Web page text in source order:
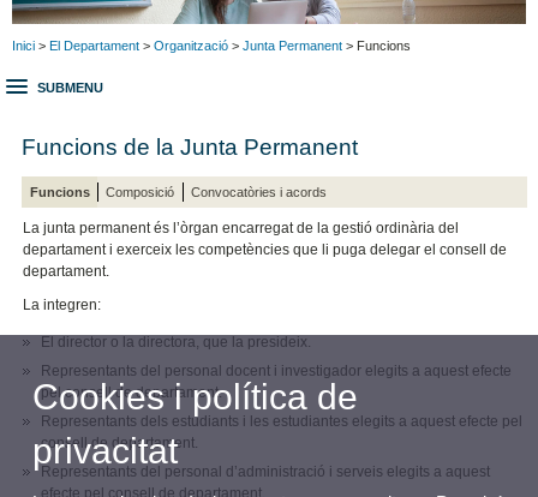
Inici > El Departament > Organització > Junta Permanent > Funcions
SUBMENU
Funcions de la Junta Permanent
Funcions Composició Convocatòries i acords
La junta permanent és l’òrgan encarregat de la gestió ordinària del
departament i exerceix les competències que li puga delegar el consell de
departament.
La integren:
El director o la directora, que la presideix.
Representants del personal docent i investigador elegits a aquest efecte
pel consell de departament.
Representants dels estudiants i les estudiantes elegits a aquest efecte pel
consell de departament.
Representants del personal d’administració i serveis elegits a aquest
Cookies i política de
privacitat